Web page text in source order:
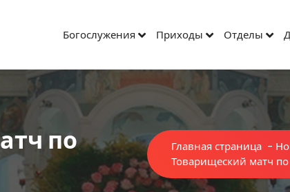
Богослужения Приходы Отделы
по
Главная страница -
Товарищеский матч по